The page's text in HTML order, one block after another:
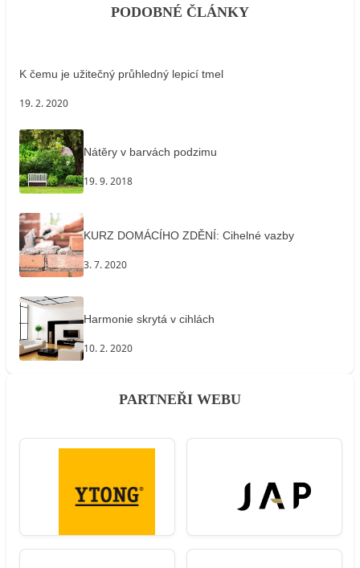
PODOBNÉ ČLÁNKY
K čemu je užitečný průhledný lepicí tmel
19. 2. 2020
Nátěry v barvách podzimu
19. 9. 2018
KURZ DOMÁCÍHO ZDĚNÍ: Cihelné vazby
3. 7. 2020
Harmonie skrytá v cihlách
10. 2. 2020
PARTNEŘI WEBU